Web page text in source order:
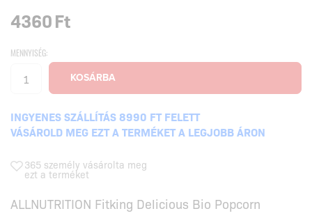
4360Ft
MENNYISÉG:
INGYENES SZÁLLÍTÁS 8990 FT FELETT
VÁSÁROLD MEG EZT A TERMÉKET A LEGJOBB ÁRON
365 személy vásárolta meg
ezt a terméket
ALLNUTRITION Fitking Delicious Bio Popcorn